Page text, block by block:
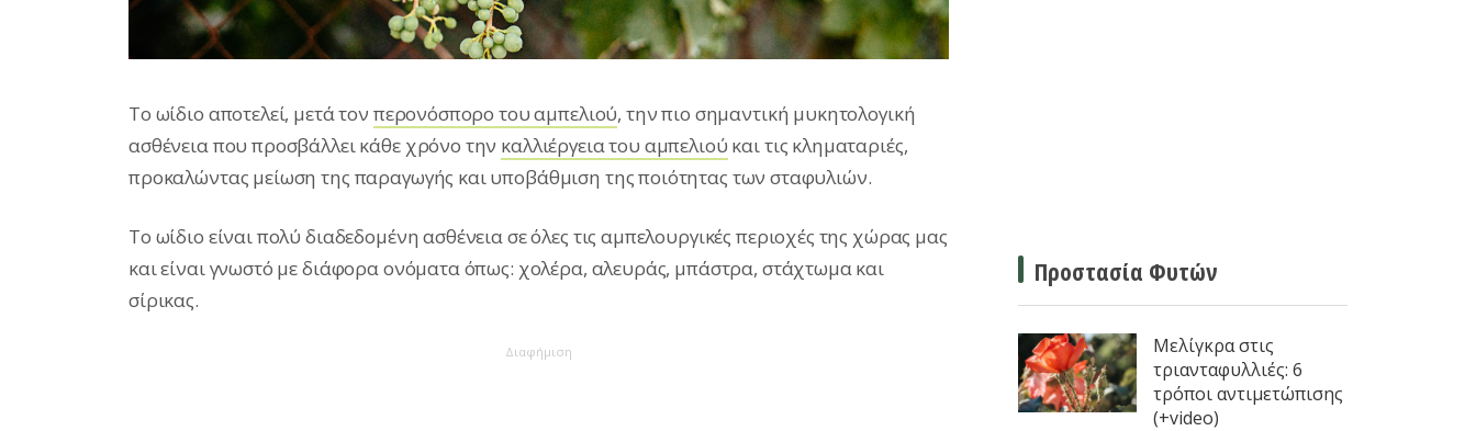
Το ωίδιο αποτελεί, μετά τον περονόσπορο του αμπελιού, την πιο σημαντική μυκητολογική
ασθένεια που προσβάλλει κάθε χρόνο την καλλιέργεια του αμπελιού και τις κληματαριές,
προκαλώντας μείωση της παραγωγής και υποβάθμιση της ποιότητας των σταφυλιών.
Το ωίδιο είναι πολύ διαδεδομένη ασθένεια σε όλες τις αμπελουργικές περιοχές της χώρας μας
και είναι γνωστό με διάφορα ονόματα όπως: χολέρα, αλευράς, μπάστρα, στάχτωμα και
σίρικας.
Διαφήμιση
Προστασία Φυτών
Μελίγκρα στις
τριανταφυλλιές: 6
τρόποι αντιμετώπισης
(+video)